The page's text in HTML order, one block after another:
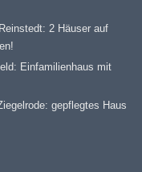
2 Häuser auf
Einfamilienhaus mit
gepflegtes Haus